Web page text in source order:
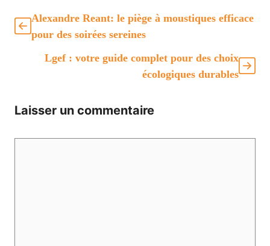
Alexandre Reant: le piège à moustiques efficace
pour des soirées sereines
Lgef : votre guide complet pour des choix
écologiques durables
Laisser un commentaire